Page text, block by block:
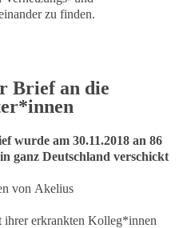
zu finden.
Brief an die
wurde am 30.11.2018 an 86
ganz Deutschland verschickt
von Akelius
ihrer erkrankten Kolleg*innen